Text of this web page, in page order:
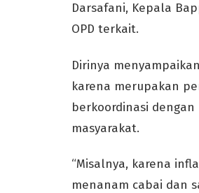
Darsafani, Kepala
OPD terkait.
Dirinya
karena merupakan
berkoordinasi
masyarakat.
“Misalnya, karena
menanam cabai dan